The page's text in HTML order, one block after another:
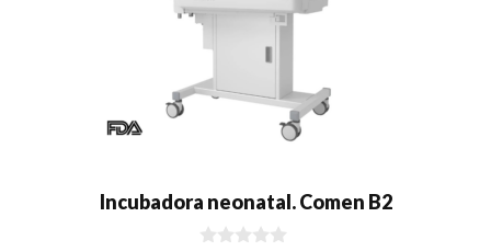
Incubadora neonatal. Comen B2